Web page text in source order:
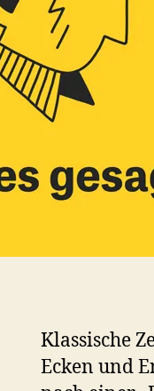
Klassische
Ecken und